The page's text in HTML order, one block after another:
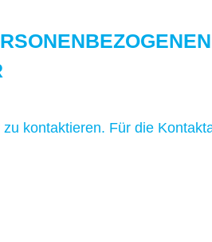
kontaktieren. Für die